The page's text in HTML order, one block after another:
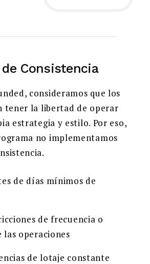
de Consistencia
consideramos que los
tener la libertad de operar
estrategia y estilo. Por eso,
no implementamos
de días mínimos de
de frecuencia o
las operaciones
de lotaje constante